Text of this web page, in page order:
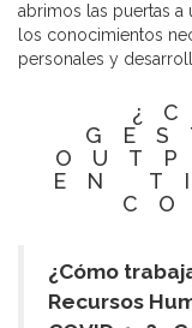
abrimos las puertas
los conocimientos
personales y
EN
¿Cómo
Recursos